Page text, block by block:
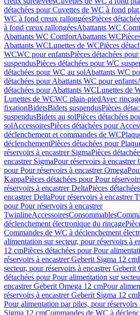
détachées pour Cuvettes de WC à fond plat
WC à fond creux rallongéesPièces
à fond creux rallongéesAbattants WC
Abattants WC ComfortAbattants WC
Abattants WCLunettes de WCPièces
WCWC pour enfantsPièces détachées
suspendusPièces détachées pour WC
détachées pour WC au solAbattants WC
détachées pour Abattants WC pour enfants
détachées pour Abattants WCLunettes de
Lunettes de WCWC plain-piedAvec
fixationBidetsBidets suspendusPièces
suspendusBidets au solPièces détachées
solAccessoiresPièces détachées pour
déclenchement et commandes de WC
déclenchementPièces détachées pour
réservoirs à encastrer SigmaPièces
encastrer SigmaPour réservoirs à encastrer
pour Pour réservoirs à encastrer Omega
KappaPièces détachées pour Pour
réservoirs à encastrer DeltaPièces
encastrer DeltaPour réservoirs à encastrer
pour Pour réservoirs à encastrer
TwinlineAccessoiresConsommables
déclenchement électronique du rinçage
Commandes de WC à déclenchement
alimentation sur secteur, pour réservoirs à
12 cmPièces détachées pour Pour
réservoirs à encastrer Geberit Sigma 12 cm
secteur, pour réservoirs à encastrer Geberit
détachées pour Pour alimentation sur
encastrer Geberit Omega 12 cmPour
réservoirs à encastrer Geberit Sigma 12 cm
Pour alimentation par piles, pour réservoirs
Sigma 12 cmCommandes de WC à